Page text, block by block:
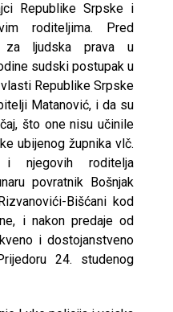
Republike Srpske i
roditeljima. Pred
za ljudska prava u
sudski postupak u
Republike Srpske
Matanović, i da su
što one nisu učinile
ubijenog župnika vlč.
i njegovih roditelja
povratnik Bošnjak
Bišćani kod
i nakon predaje od
i dostojanstveno
24. studenog